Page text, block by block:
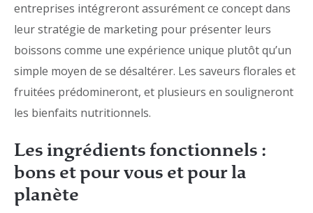
entreprises intégreront assurément ce concept dans
leur stratégie de marketing pour présenter leurs
boissons comme une expérience unique plutôt qu’un
simple moyen de se désaltérer. Les saveurs florales et
fruitées prédomineront, et plusieurs en souligneront
les bienfaits nutritionnels.
Les ingrédients fonctionnels :
bons et pour vous et pour la
planète